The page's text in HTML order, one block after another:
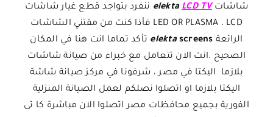
شاشات
elektaLCD TV
ننفرد بتواجد قطع غيار شاشات
LED OR PLASMA . LCD فأذا كنت من مقتني الشاشات
الرائعة
elektascreens
تأكد تماما انت هنا في المكان
الصحيح .انت الان تتعامل مع خبراء من صيانة شاشات
بلازما اليكتا في مصر ، شرفونا في مركز صيانة شاشة
اليكتا بلازما او اتصلوا نصلكم لعمل الصيانة المنزلية
الفورية بجميع محافظات مصر اتصلوا الان مباشرة كا تى